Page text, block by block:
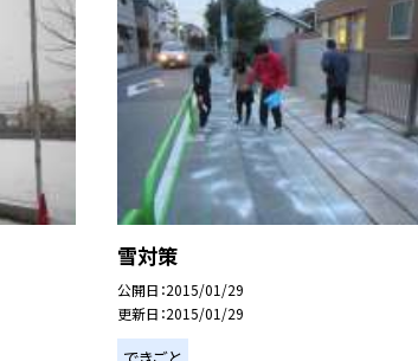
雪対策
公開日 2015/01/29
更新日 2015/01/29